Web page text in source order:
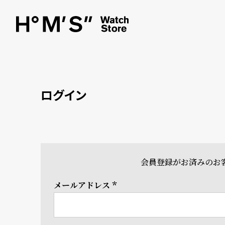
ログイン
会員登録がお済みのお
メールアドレス
(必